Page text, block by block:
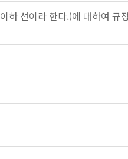
선이라 한다.)에 대하여 규